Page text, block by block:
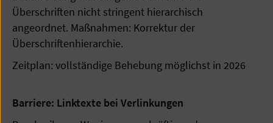
Überschriften nicht stringent hierarchisch
angeordnet. Maßnahmen: Korrektur der
Überschriftenhierarchie.
Zeitplan: vollständige Behebung möglichst in 2026
Barriere: Linktexte bei Verlinkungen